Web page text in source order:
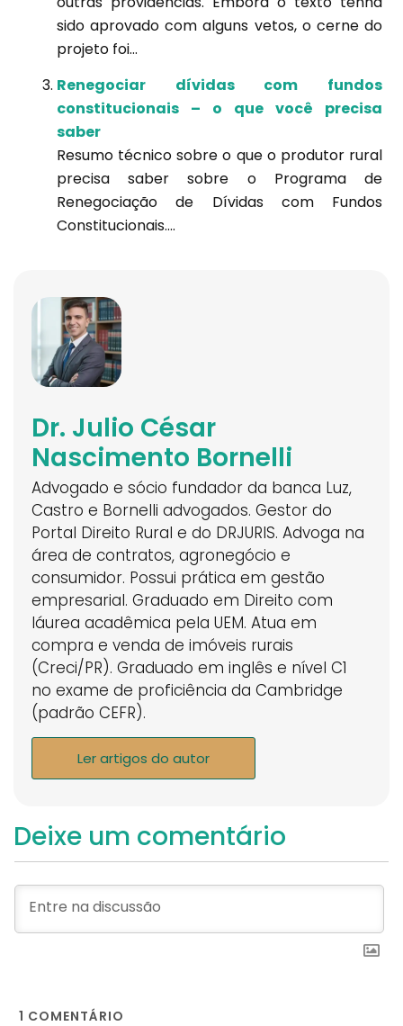
sido aprovado com alguns vetos, o cerne do
projeto foi...
Renegociar dívidas com fundos
constitucionais – o que você precisa
saber
Resumo técnico sobre o que o produtor rural
precisa saber sobre o Programa de
Renegociação de Dívidas com Fundos
Constitucionais....
Dr. Julio César
Nascimento Bornelli
Advogado e sócio fundador da banca Luz,
Castro e Bornelli advogados. Gestor do
Portal Direito Rural e do DRJURIS. Advoga na
área de contratos, agronegócio e
consumidor. Possui prática em gestão
empresarial. Graduado em Direito com
láurea acadêmica pela UEM. Atua em
compra e venda de imóveis rurais
(Creci/PR). Graduado em inglês e nível C1
no exame de proficiência da Cambridge
(padrão CEFR).
Ler artigos do autor
Deixe um comentário
1 COMENTÁRIO